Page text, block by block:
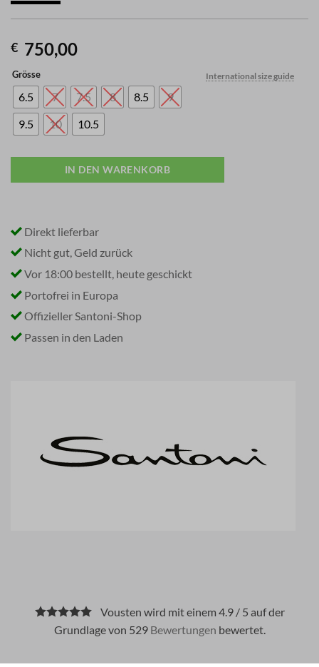
€ 750,00
International size guide
Grösse
6.5 7 7.5 8 8.5
9
9.5
10 10.5
IN DEN WARENKORB
Direkt lieferbar
Nicht gut, Geld zurück
Vor 18:00 bestellt, heute geschickt
Portofrei in Europa
Offizieller Santoni-Shop
Passen in den Laden
Vousten wird mit einem 4.9 / 5 auf der
Grundlage von 529 Bewertungen bewertet.